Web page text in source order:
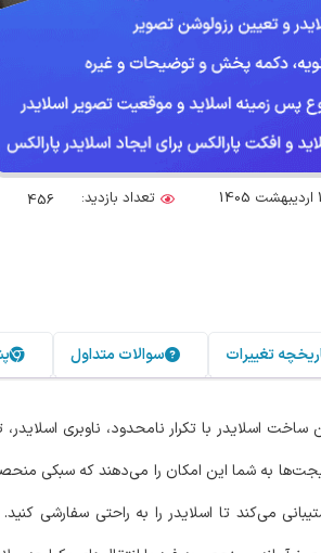
تعداد بازدید: 456
تغییرات سوالات متداول
ساخت اسلایدر با تکرار نامحدود، ناوبری
به شما این امکان را می‌دهند که سبکی منحصر
می‌کند تا اسلایدر را به راحتی سفارشی